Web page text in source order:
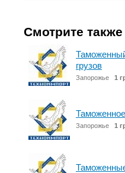
Смотрите также
грузов
Запорожье 1
Запорожье 1